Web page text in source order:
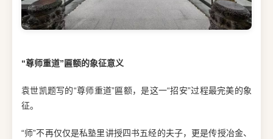
“尊师重道”匾额的象征意义
袁世凯题写的“尊师重道”匾额，是这一“招安”过程最完美的象
征。
“师”不再仅仅是私塾里讲授四书五经的夫子，更是传授冶金、